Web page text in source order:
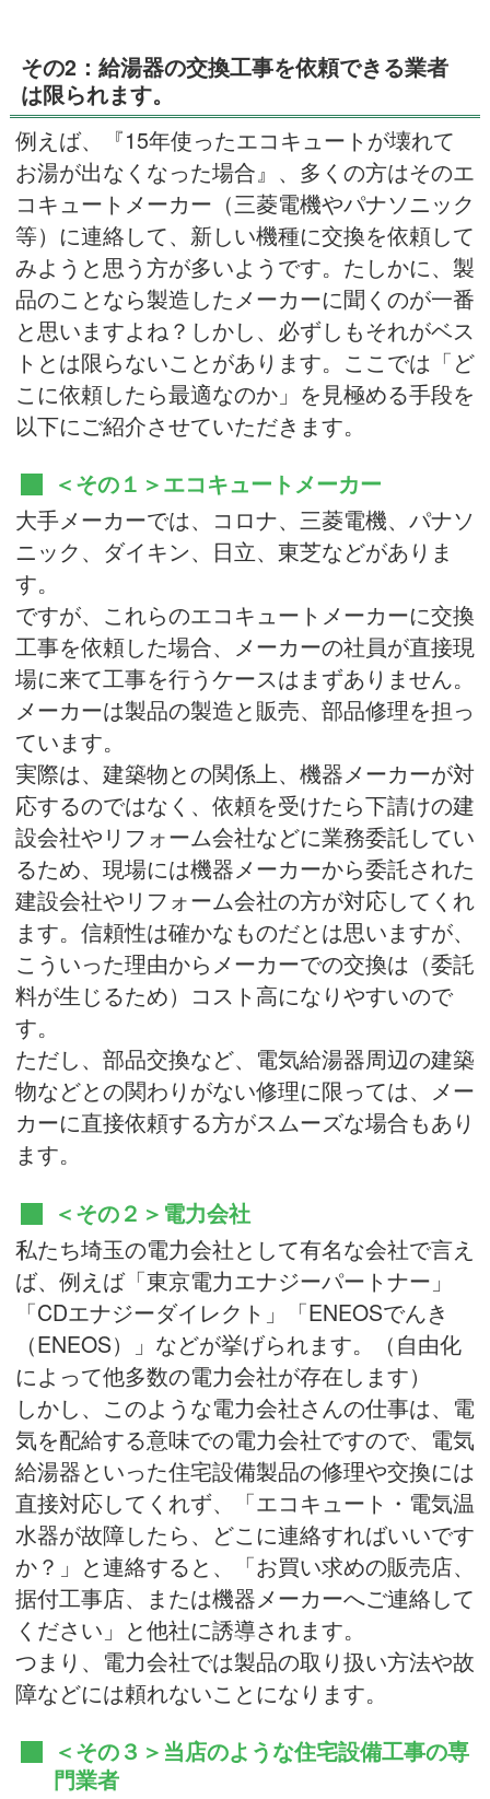
その2：給湯器の交換工事を依頼できる業者
は限られます。
例えば、『15年使ったエコキュートが壊れて
お湯が出なくなった場合』、多くの方はそのエ
コキュートメーカー（三菱電機やパナソニック
等）に連絡して、新しい機種に交換を依頼して
みようと思う方が多いようです。たしかに、製
品のことなら製造したメーカーに聞くのが一番
と思いますよね？しかし、必ずしもそれがベス
トとは限らないことがあります。ここでは「ど
こに依頼したら最適なのか」を見極める手段を
以下にご紹介させていただきます。
＜その１＞エコキュートメーカー
大手メーカーでは、コロナ、三菱電機、パナソ
ニック、ダイキン、日立、東芝などがありま
す。
ですが、これらのエコキュートメーカーに交換
工事を依頼した場合、メーカーの社員が直接現
場に来て工事を行うケースはまずありません。
メーカーは製品の製造と販売、部品修理を担っ
ています。
実際は、建築物との関係上、機器メーカーが対
応するのではなく、依頼を受けたら下請けの建
設会社やリフォーム会社などに業務委託してい
るため、現場には機器メーカーから委託された
建設会社やリフォーム会社の方が対応してくれ
ます。信頼性は確かなものだとは思いますが、
こういった理由からメーカーでの交換は（委託
料が生じるため）コスト高になりやすいので
す。
ただし、部品交換など、電気給湯器周辺の建築
物などとの関わりがない修理に限っては、メー
カーに直接依頼する方がスムーズな場合もあり
ます。
＜その２＞電力会社
私たち埼玉の電力会社として有名な会社で言え
ば、例えば「東京電力エナジーパートナー」
「CDエナジーダイレクト」「ENEOSでんき
（ENEOS）」などが挙げられます。（自由化
によって他多数の電力会社が存在します）
しかし、このような電力会社さんの仕事は、電
気を配給する意味での電力会社ですので、電気
給湯器といった住宅設備製品の修理や交換には
直接対応してくれず、「エコキュート・電気温
水器が故障したら、どこに連絡すればいいです
か？」と連絡すると、「お買い求めの販売店、
据付工事店、または機器メーカーへご連絡して
ください」と他社に誘導されます。
つまり、電力会社では製品の取り扱い方法や故
障などには頼れないことになります。
＜その３＞当店のような住宅設備工事の専
門業者